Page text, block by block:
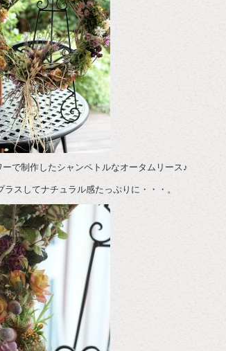
で制作したシャンペトルなオータムリース♪
ラスしてナチュラル感たっぷりに・・・。